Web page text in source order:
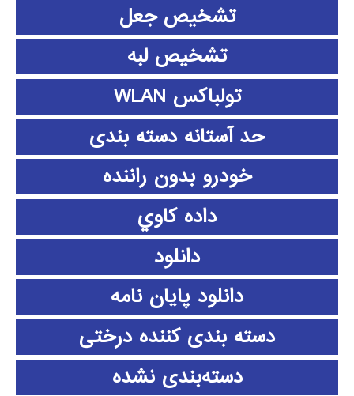
تشخیص جعل
تشخیص لبه
تولباکس WLAN
حد آستانه دسته بندی
خودرو بدون راننده
داده كاوي
دانلود
دانلود پايان نامه
دسته بندی کننده درختی
دسته‌بندی نشده